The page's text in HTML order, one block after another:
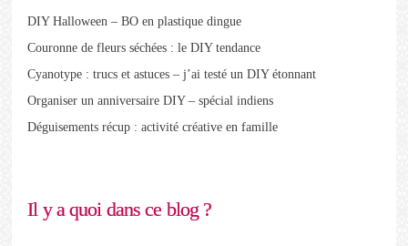
DIY Halloween – BO en plastique dingue
Couronne de fleurs séchées : le DIY tendance
Cyanotype : trucs et astuces – j’ai testé un DIY étonnant
Organiser un anniversaire DIY – spécial indiens
Déguisements récup : activité créative en famille
Il y a quoi dans ce blog ?